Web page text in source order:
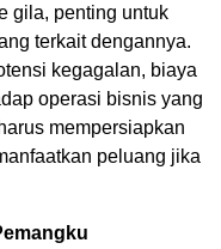
gila, penting untuk
terkait dengannya.
kegagalan, biaya
operasi bisnis yang
mempersiapkan
peluang jika